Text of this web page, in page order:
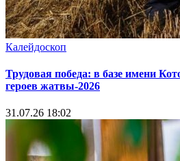
Калейдоскоп
Трудовая победа: в базе имени
героев жатвы-2026
31.07.26 18:02